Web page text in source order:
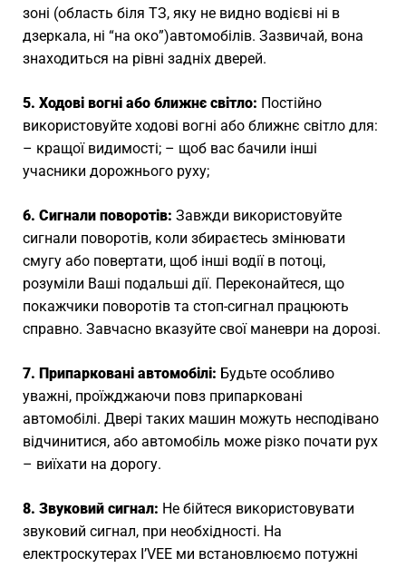
зоні (область біля ТЗ, яку не видно водієві ні в
дзеркала, ні “на око”)автомобілів. Зазвичай, вона
знаходиться на рівні задніх дверей.
5. Ходові вогні або ближнє світло: Постійно
використовуйте ходові вогні або ближнє світло для:
– кращої видимості; – щоб вас бачили інші
учасники дорожнього руху;
6. Сигнали поворотів: Завжди використовуйте
сигнали поворотів, коли збираєтесь змінювати
смугу або повертати, щоб інші водії в потоці,
розуміли Ваші подальші дії. Переконайтеся, що
покажчики поворотів та стоп-сигнал працюють
справно. Завчасно вказуйте свої маневри на дорозі.
7. Припарковані автомобілі: Будьте особливо
уважні, проїжджаючи повз припарковані
автомобілі. Двері таких машин можуть несподівано
відчинитися, або автомобіль може різко почати рух
– виїхати на дорогу.
8. Звуковий сигнал: Не бійтеся використовувати
звуковий сигнал, при необхідності. На
електроскутерах I’VEE ми встановлюємо потужні